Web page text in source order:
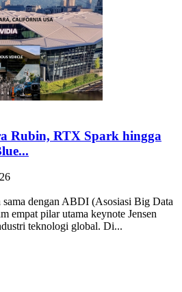
Rubin, RTX Spark hingga
dengan ABDI (Asosiasi Big Data
empat pilar utama keynote Jensen
teknologi global. Di...